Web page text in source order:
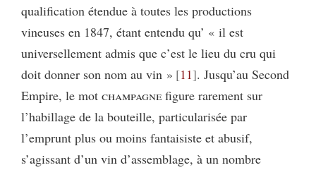
qualification étendue à toutes les productions
vineuses en 1847, étant entendu qu’ « il est
universellement admis que c’est le lieu du cru qui
doit donner son nom au vin » 11 . Jusqu’au Second
Empire, le mot champagne figure rarement sur
l’habillage de la bouteille, particularisée par
l’emprunt plus ou moins fantaisiste et abusif,
s’agissant d’un vin d’assemblage, à un nombre